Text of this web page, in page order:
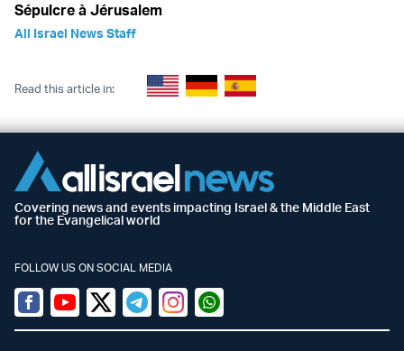
Sépulcre à Jérusalem
All Israel News Staff
Read this article in:
Covering news and events impacting Israel & the Middle East
for the Evangelical world
FOLLOW US ON SOCIAL MEDIA
Facebook
YoutubeTwitter (X)
TelegramInstagramWhatsapp